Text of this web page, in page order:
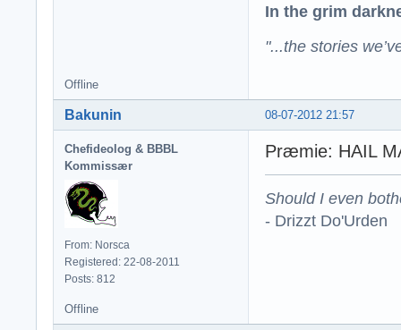
In the grim
"...the stories
Offline
08-07-2012 21:57
Bakunin
Chefideolog & BBBL
Kommissær
From: Norsca
Registered: 22-08-2011
Posts: 812
Præmie: HAIL
Should I even
- Drizzt Do'Urden
Offline